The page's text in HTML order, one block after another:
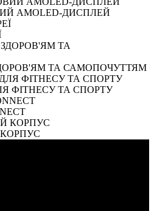
AMOLED-ДИСПЛЕЙ
ТА САМОПОЧУТТЯМ
ФІТНЕСУ ТА СПОРТУ